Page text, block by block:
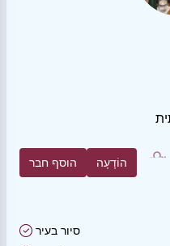
הוסף חבר הוֹדָעָה
סיור בעיר